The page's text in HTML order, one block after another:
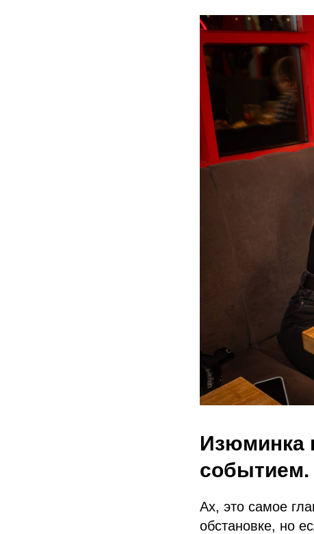
Изюминка
событием.
Ах, это самое
обстановке, но